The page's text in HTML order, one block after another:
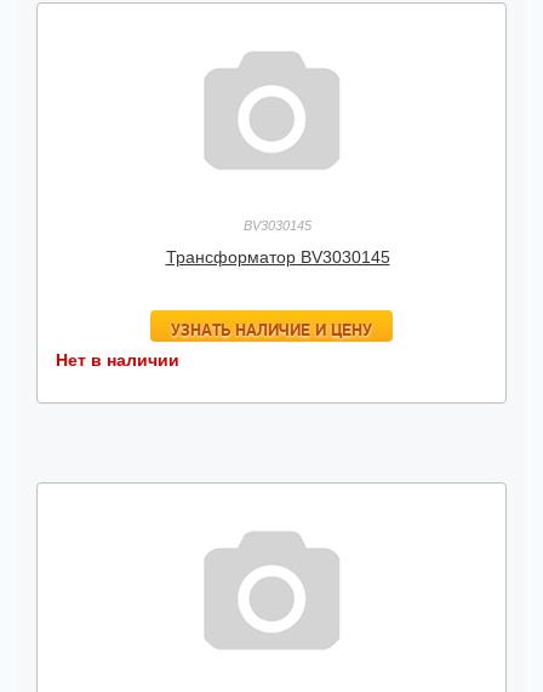
BV3030145
Трансформатор BV3030145
УЗНАТЬ НАЛИЧИЕ И ЦЕНУ
Нет в наличии